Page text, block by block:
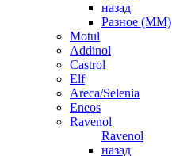
назад
Разное (ММ)
Motul
Addinol
Castrol
Elf
Areca/Selenia
Eneos
Ravenol
Ravenol
назад